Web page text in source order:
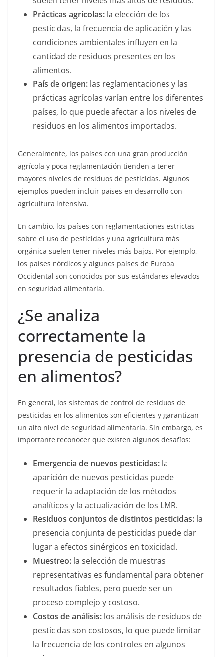
Prácticas agrícolas: la elección de los
pesticidas, la frecuencia de aplicación y las
condiciones ambientales influyen en la
cantidad de residuos presentes en los
alimentos.
País de origen: las reglamentaciones y las
prácticas agrícolas varían entre los diferentes
países, lo que puede afectar a los niveles de
residuos en los alimentos importados.
Generalmente, los países con una gran producción
agrícola y poca reglamentación tienden a tener
mayores niveles de residuos de pesticidas. Algunos
ejemplos pueden incluir países en desarrollo con
agricultura intensiva.
En cambio, los países con reglamentaciones estrictas
sobre el uso de pesticidas y una agricultura más
orgánica suelen tener niveles más bajos. Por ejemplo,
los países nórdicos y algunos países de Europa
Occidental son conocidos por sus estándares elevados
en seguridad alimentaria.
¿Se analiza
correctamente la
presencia de pesticidas
en alimentos?
En general, los sistemas de control de residuos de
pesticidas en los alimentos son eficientes y garantizan
un alto nivel de seguridad alimentaria. Sin embargo, es
importante reconocer que existen algunos desafíos:
Emergencia de nuevos pesticidas: la
aparición de nuevos pesticidas puede
requerir la adaptación de los métodos
analíticos y la actualización de los LMR.
Residuos conjuntos de distintos pesticidas: la
presencia conjunta de pesticidas puede dar
lugar a efectos sinérgicos en toxicidad.
Muestreo: la selección de muestras
representativas es fundamental para obtener
resultados fiables, pero puede ser un
proceso complejo y costoso.
Costos de análisis: los análisis de residuos de
pesticidas son costosos, lo que puede limitar
la frecuencia de los controles en algunos